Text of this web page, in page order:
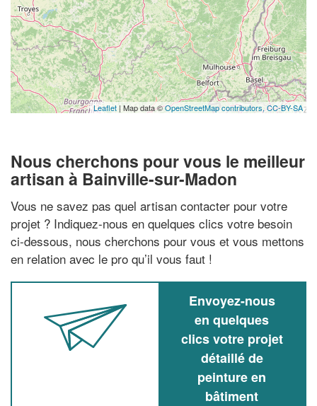
Leaflet | Map data ©OpenStreetMap contributors,CC-BY-SA
Nous cherchons pour vous le meilleur
artisan à Bainville-sur-Madon
Vous ne savez pas quel artisan contacter pour votre
projet ? Indiquez-nous en quelques clics votre besoin
ci-dessous, nous cherchons pour vous et vous mettons
en relation avec le pro qu’il vous faut !
Envoyez-nous
en quelques
clics votre projet
détaillé de
peinture en
bâtiment